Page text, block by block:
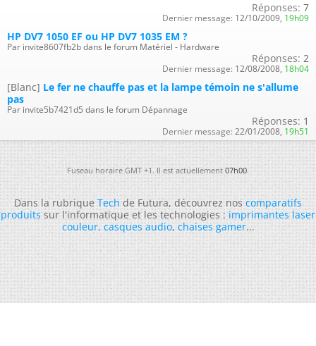
Réponses: 7
Dernier message: 12/10/2009, 19h09
HP DV7 1050 EF ou HP DV7 1035 EM ?
Par invite8607fb2b dans le forum Matériel - Hardware
Réponses: 2
Dernier message: 12/08/2008, 18h04
[Blanc] Le fer ne chauffe pas et la lampe témoin ne s'allume
pas
Par invite5b7421d5 dans le forum Dépannage
Réponses: 1
Dernier message: 22/01/2008, 19h51
Fuseau horaire GMT +1. Il est actuellement07h00.
Dans la rubriqueTechde Futura, découvrez noscomparatifs
produitssur l'informatique et les technologies :imprimantes laser
couleur,casques audio,chaises gamer...